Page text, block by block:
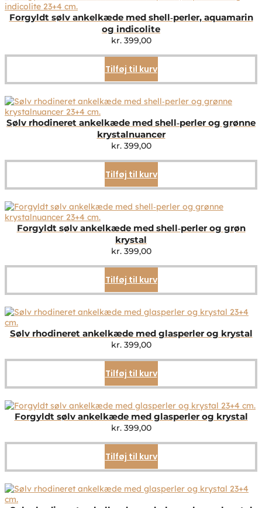
Forgyldt sølv ankelkæde med shell‑perler, aquamarin
og indicolite
kr.399,00
Tilføj til kurv
Sølv rhodineret ankelkæde med shell‑perler og grønne
krystalnuancer
kr.399,00
Tilføj til kurv
Forgyldt sølv ankelkæde med shell‑perler og grøn
krystal
kr.399,00
Tilføj til kurv
Sølv rhodineret ankelkæde med glasperler og krystal
kr.399,00
Tilføj til kurv
Forgyldt sølv ankelkæde med glasperler og krystal
kr.399,00
Tilføj til kurv